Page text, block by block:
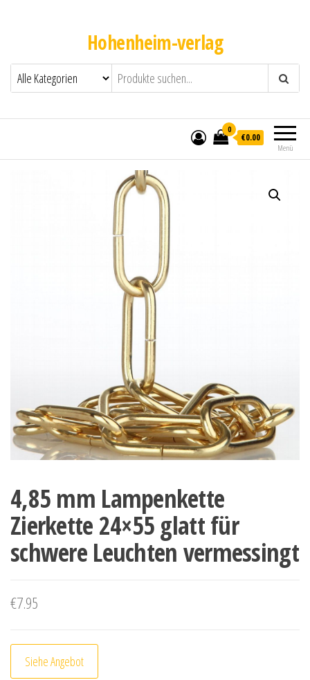
Hohenheim-verlag
Menü
0
€0.00
4,85 mm Lampenkette
Zierkette 24×55 glatt für
schwere Leuchten vermessingt
€7.95
Siehe Angebot